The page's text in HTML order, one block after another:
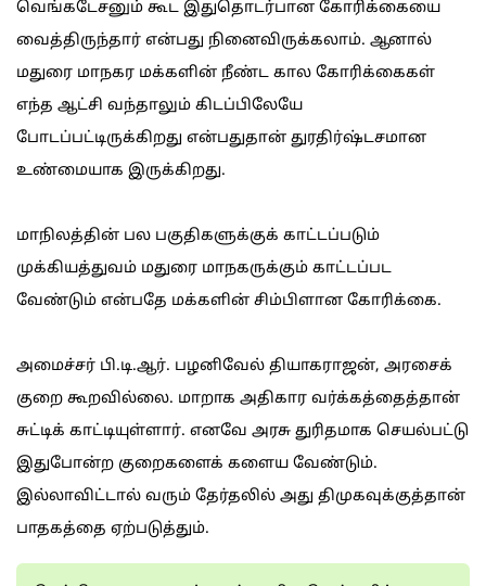
வெங்கடேசனும் கூட இதுதொடர்பான கோரிக்கையை
வைத்திருந்தார் என்பது நினைவிருக்கலாம். ஆனால்
மதுரை மாநகர மக்களின் நீண்ட கால கோரிக்கைகள்
எந்த ஆட்சி வந்தாலும் கிடப்பிலேயே
போடப்பட்டிருக்கிறது என்பதுதான் துரதிர்ஷ்டசமான
உண்மையாக இருக்கிறது.
மாநிலத்தின் பல பகுதிகளுக்குக் காட்டப்படும்
முக்கியத்துவம் மதுரை மாநகருக்கும் காட்டப்பட
வேண்டும் என்பதே மக்களின் சிம்பிளான கோரிக்கை.
அமைச்சர் பி.டி.ஆர். பழனிவேல் தியாகராஜன், அரசைக்
குறை கூறவில்லை. மாறாக அதிகார வர்க்கத்தைத்தான்
சுட்டிக் காட்டியுள்ளார். எனவே அரசு துரிதமாக செயல்பட்டு
இதுபோன்ற குறைகளைக் களைய வேண்டும்.
இல்லாவிட்டால் வரும் தேர்தலில் அது திமுகவுக்குத்தான்
பாதகத்தை ஏற்படுத்தும்.